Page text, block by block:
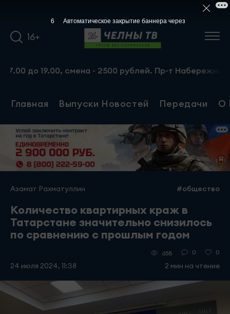
16+
смена - 2500 рублей. Пр-т
Главная Выпуски Новостей Передачи О
Азамат Рахматуллин #общество
Количество квартирных краж в
Татарстане значительно снизилось
по сравнению с прошлым годом
24 июля 2024, 11:38
658 0 0
2 мин на чтение
5 Автоматическое закрытие баннера через